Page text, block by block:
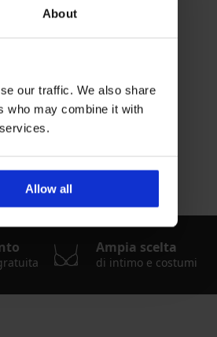
About
our traffic. We also share
who may combine it with
Allow all
Ampia scelta
di intimo e costumi